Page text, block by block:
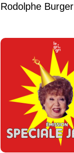
Rodolphe Burger